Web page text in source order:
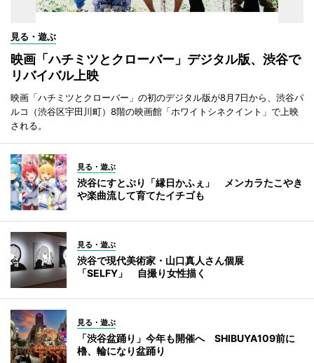
見る・遊ぶ
映画「ハチミツとクローバー」デジタル版、渋谷で
リバイバル上映
映画「ハチミツとクローバー」の初のデジタル版が8月7日から、渋谷パ
ルコ（渋谷区宇田川町）8階の映画館「ホワイトシネクイント」で上映
される。
見る・遊ぶ
渋谷にすとぷり「縁日かふぇ」 メンカラたこやき
や楽曲流して育てたイチゴも
見る・遊ぶ
渋谷で現代美術家・山口真人さん個展
「SELFY」 自撮り女性描く
見る・遊ぶ
「渋谷盆踊り」今年も開催へ SHIBUYA109前に
櫓、輪になり盆踊り